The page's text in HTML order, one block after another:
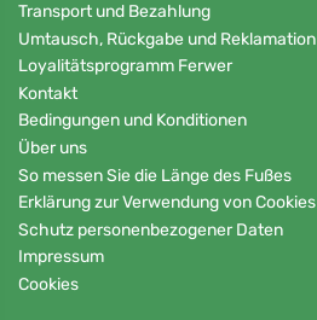
Transport und Bezahlung
Umtausch, Rückgabe und Reklamation
Loyalitätsprogramm Ferwer
Kontakt
Bedingungen und Konditionen
Über uns
So messen Sie die Länge des Fußes
Erklärung zur Verwendung von Cookies
Schutz personenbezogener Daten
Impressum
Cookies